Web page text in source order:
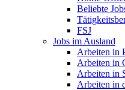
Beliebte
FSJ
Jobs im Ausland
Arbeiten in
Arbeiten in
Arbeiten in
Arbeiten in